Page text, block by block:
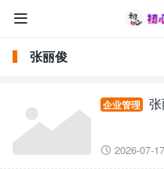

张丽俊
企业管理
 2026-07-17